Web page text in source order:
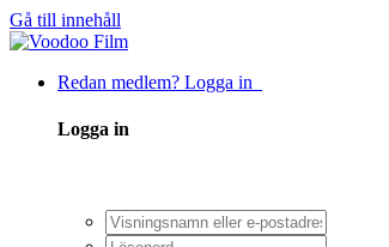
Gå till innehåll
Redan medlem? Logga in
Logga in